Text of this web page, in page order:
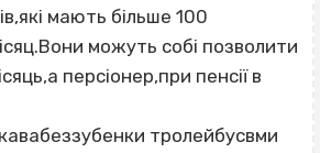
мають більше 100
можуть собі позволити
персіонер,при пенсії в
тролейбусвми